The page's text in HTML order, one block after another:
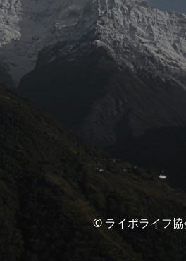
© ライポライフ